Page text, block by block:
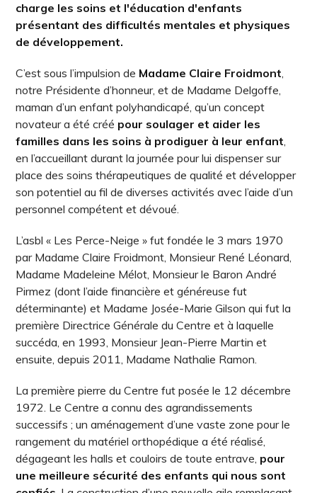
charge les soins et l'éducation d'enfants
présentant des difficultés mentales et physiques
de développement.
C’est sous l’impulsion de Madame Claire Froidmont,
notre Présidente d’honneur, et de Madame Delgoffe,
maman d’un enfant polyhandicapé, qu’un concept
novateur a été créé pour soulager et aider les
familles dans les soins à prodiguer à leur enfant,
en l’accueillant durant la journée pour lui dispenser sur
place des soins thérapeutiques de qualité et développer
son potentiel au fil de diverses activités avec l’aide d’un
personnel compétent et dévoué.
L’asbl « Les Perce-Neige » fut fondée le 3 mars 1970
par Madame Claire Froidmont, Monsieur René Léonard,
Madame Madeleine Mélot, Monsieur le Baron André
Pirmez (dont l’aide financière et généreuse fut
déterminante) et Madame Josée-Marie Gilson qui fut la
première Directrice Générale du Centre et à laquelle
succéda, en 1993, Monsieur Jean-Pierre Martin et
ensuite, depuis 2011, Madame Nathalie Ramon.
La première pierre du Centre fut posée le 12 décembre
1972. Le Centre a connu des agrandissements
successifs ; un aménagement d’une vaste zone pour le
rangement du matériel orthopédique a été réalisé,
dégageant les halls et couloirs de toute entrave, pour
une meilleure sécurité des enfants qui nous sont